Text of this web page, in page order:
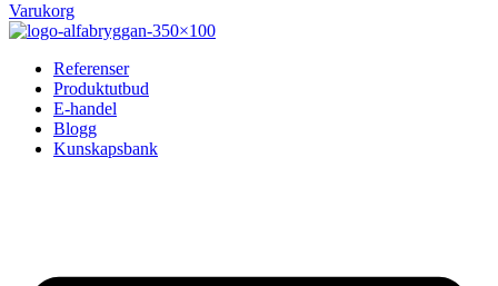
Varukorg
Referenser
Produktutbud
E-handel
Blogg
Kunskapsbank